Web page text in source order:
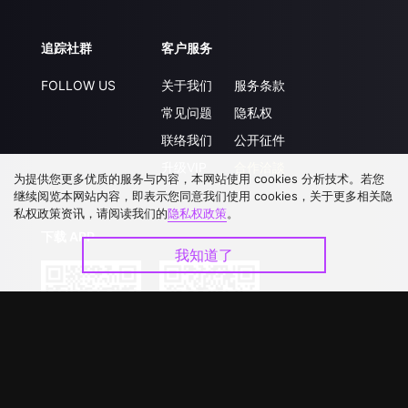
追踪社群
FOLLOW US
客户服务
关于我们
常见问题
联络我们
服务条款
隐私权
公开征件
下载 APP
为提供您更多优质的服务与内容，本网站使用 cookies 分析技术。若您
继续阅览本网站内容，即表示您同意我们使用 cookies，关于更多相关隐
私权政策资讯，请阅读我们的隐私权政策。
我知道了